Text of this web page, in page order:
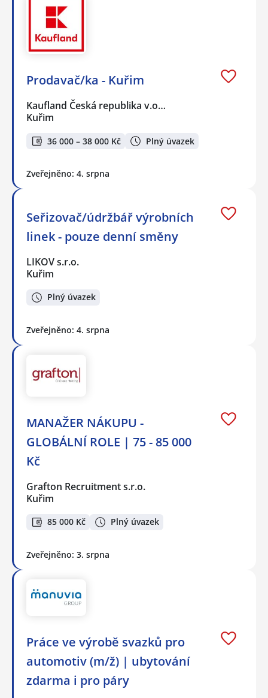
Prodavač/ka - Kuřim
Kaufland Česká republika v.o…
Kuřim
36 000 – 38 000 Kč Plný úvazek
Zveřejněno: 4. srpna
Seřizovač/údržbář výrobních
linek - pouze denní směny
LIKOV s.r.o.
Kuřim
Plný úvazek
Zveřejněno: 4. srpna
MANAŽER NÁKUPU -
GLOBÁLNÍ ROLE | 75 - 85 000
Kč
Grafton Recruitment s.r.o.
Kuřim
85 000 Kč Plný úvazek
Zveřejněno: 3. srpna
Práce ve výrobě svazků pro
automotiv (m/ž) | ubytování
zdarma i pro páry